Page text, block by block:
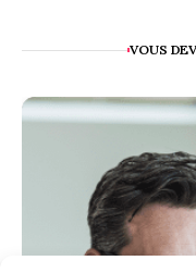
VOUS